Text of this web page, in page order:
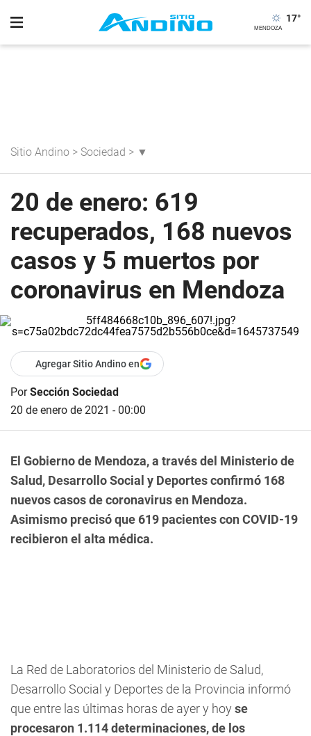
17°
Sitio Andino > Sociedad > ▼
20 de enero: 619
recuperados, 168 nuevos
casos y 5 muertos por
coronavirus en Mendoza
Agregar Sitio Andino en
PorSección Sociedad
20 de enero de 2021 - 00:00
El Gobierno de Mendoza, a través del Ministerio de
Salud, Desarrollo Social y Deportes confirmó 168
nuevos casos de coronavirus en Mendoza.
Asimismo precisó que 619 pacientes con COVID-19
recibieron el alta médica.
La Red de Laboratorios del Ministerio de Salud,
Desarrollo Social y Deportes de la Provincia informó
que entre las últimas horas de ayer y hoy se
procesaron 1.114 determinaciones, de los